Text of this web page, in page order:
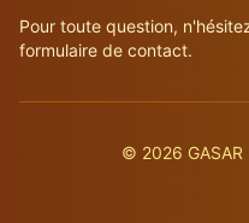
Pour toute question,
formulaire de contact.
© 2026